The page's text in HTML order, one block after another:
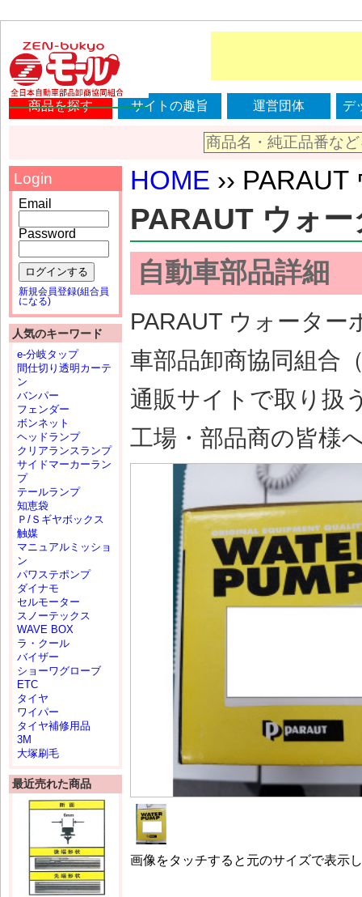
商品を探す サイトの趣旨 運営団体 デ
HOME ››
PARAUT ウォ
自動車部品詳細
PARAUT ウォーター
車部品卸商協同組合
通販サイトで取り扱
工場・部品商の皆様
画像をタッチすると元のサイズで表示
Login
Email
Password
ログインする
新規会員登録(組合員
になる)
人気のキーワード
e-分岐タップ
間仕切り透明カーテ
ン
バンパー
フェンダー
ボンネット
ヘッドランプ
クリアランスランプ
サイドマーカーラン
プ
テールランプ
知恵袋
Ｐ/Ｓギヤボックス
触媒
マニュアルミッショ
ン
パワステポンプ
ダイナモ
セルモーター
スノーテックス
WAVE BOX
ラ・クール
バイザー
ショーワグローブ
ETC
タイヤ
ワイパー
タイヤ補修用品
3M
大塚刷毛
最近売れた商品